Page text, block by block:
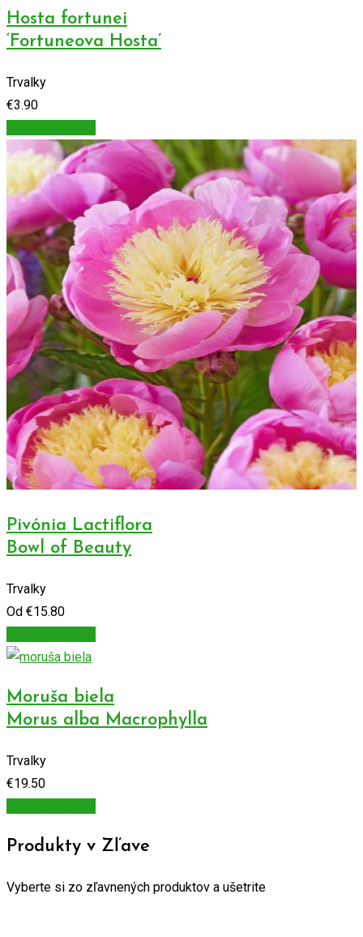
Hosta fortunei
‘Fortuneova Hosta’
Trvalky
€3.90
Pivónia Lactiflora
Bowl of Beauty
Trvalky
Od €15.80
Moruša biela
Morus alba Macrophylla
Trvalky
€19.50
Produkty v Zľave
Vyberte si zo zľavnených produktov a ušetrite